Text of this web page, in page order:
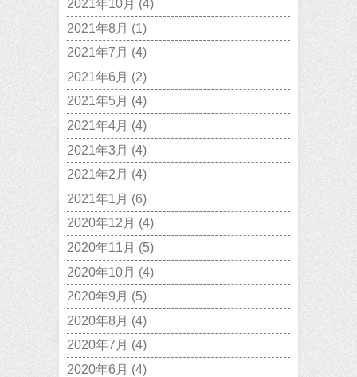
2021年10月 (4)
2021年8月 (1)
2021年7月 (4)
2021年6月 (2)
2021年5月 (4)
2021年4月 (4)
2021年3月 (4)
2021年2月 (4)
2021年1月 (6)
2020年12月 (4)
2020年11月 (5)
2020年10月 (4)
2020年9月 (5)
2020年8月 (4)
2020年7月 (4)
2020年6月 (4)